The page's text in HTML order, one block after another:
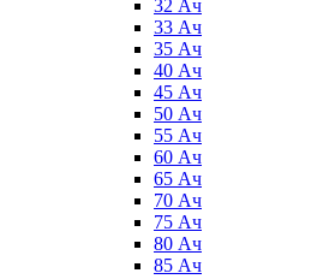
32 Ач
33 Ач
35 Ач
40 Ач
45 Ач
50 Ач
55 Ач
60 Ач
65 Ач
70 Ач
75 Ач
80 Ач
85 Ач